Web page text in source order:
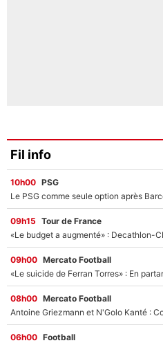
Fil info
10h00 PSG
09h15 Tour de France
09h00 Mercato Football
08h00 Mercato Football
06h00 Football